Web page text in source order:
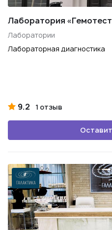
Лаборатория
Лаборатории
Лабораторная диагностика
9.2 1 отзыв